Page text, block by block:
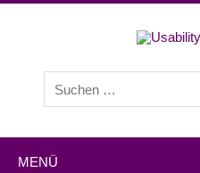
Experten zu den
MENÜ